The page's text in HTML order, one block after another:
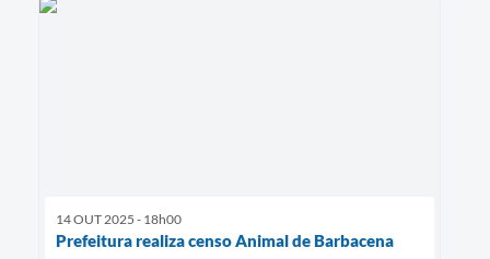
14 OUT 2025 - 18h00
Prefeitura realiza censo Animal de Barbacena